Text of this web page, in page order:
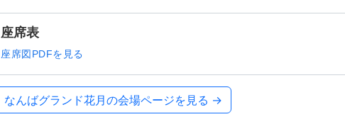
座席表
座席図PDFを見る
なんばグランド花月の会場ページを見る →